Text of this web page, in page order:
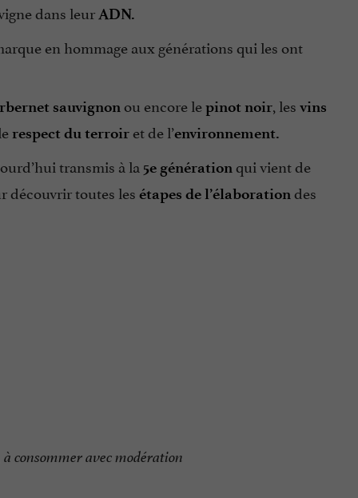
dans leurADN.
en hommage aux générations qui les ont
sauvignon ou encore lepinot noir, les vins
respect du terroir et de l’environnement.
transmis à la 5e générationqui vient de
découvrir toutes les étapes de l’élaborationdes
consommer avec modération